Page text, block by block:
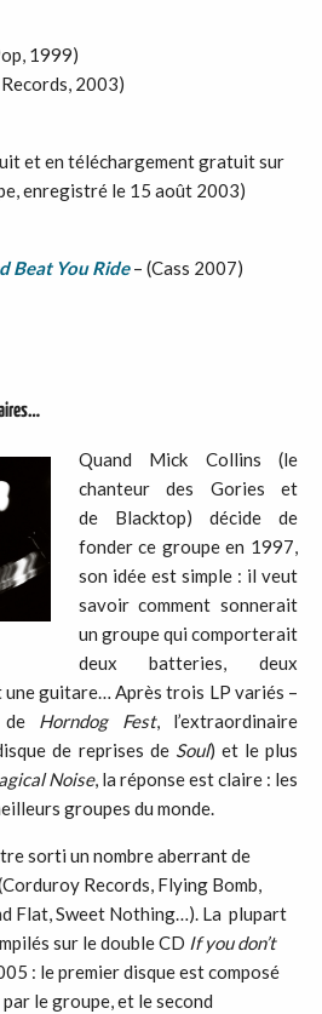
1999)
2003)
et en téléchargement gratuit sur
enregistré le 15 août 2003)
Beat You Ride– (Cass 2007)
Quand Mick Collins (le
chanteur des Gories et
de Blacktop) décide de
fonder ce groupe en 1997,
son idée est simple : il veut
savoir comment sonnerait
un groupe qui comporterait
deux batteries, deux
une guitare… Après trois LP variés –
de Horndog Fest, l’extraordinaire
de reprises de Soul) et le plus
Noise, la réponse est claire : les
groupes du monde.
sorti un nombre aberrant de
Records, Flying Bomb,
Flat, Sweet Nothing…). La plupart
sur le double CD If you don’t
: le premier disque est composé
le groupe, et le second